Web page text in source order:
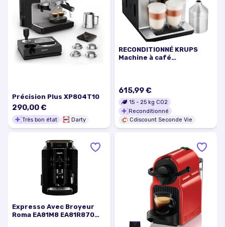
Précision Plus XP804T10
290,00 €
Très bon état Darty
RECONDITIONNÉ KRUPS
Machine à café
RA
615,99 €
15 - 25 kg CO2
Reconditionné
Cdiscount Seconde Vie
Expresso Avec Broyeur
Roma EA81M8 EA81R870